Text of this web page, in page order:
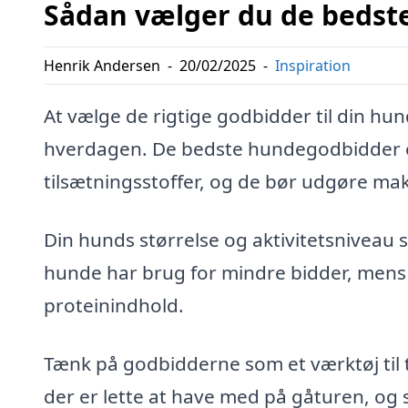
Sådan vælger du de
Henrik Andersen - 20/02/2025 - Inspiration
At vælge de rigtige godbidder til din
hverdagen. De bedste
tilsætningsstoffer, og de bør udgøre
Din hunds størrelse og aktivitetsniveau
hunde har brug for mindre bidder,
proteinindhold.
Tænk på godbidderne som et værktøj
der er lette at have med på gåturen,